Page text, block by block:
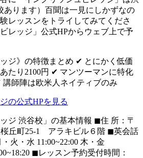
あります）百聞は一見にしかずなの
レッスンをトライしてみてくださ
レッジ」公式HPからウェブ上で予
ジ》の特徴まとめ ✔ とにかく低価
たり2100円 ✔ マンツーマンに特化
師陣は欧米人ネイティブのみ
の公式HPを見る
ジ 渋谷校」の基本情報 ◼住 所：〒
桜丘町25-1 アラキビル６階 ◼英会話
火・水 11:00~22:00 木・金
◼レッスン予約受付時間：